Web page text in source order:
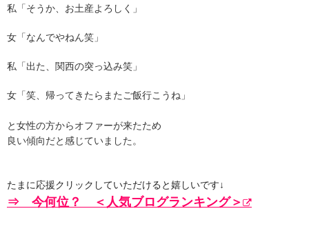
私「そうか、お土産よろしく」
女「なんでやねん笑」
私「出た、関西の突っ込み笑」
女「笑、帰ってきたらまたご飯行こうね」
と女性の方からオファーが来たため
良い傾向だと感じていました。
たまに応援クリックしていただけると嬉しいです↓
⇒ 今何位？ ＜人気ブログランキング＞